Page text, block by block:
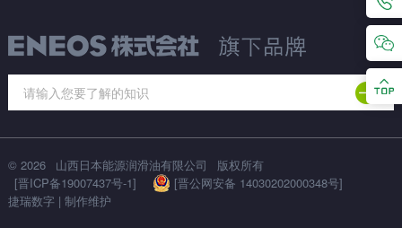
© 2026 山西日本能源润滑油有限公司
版权所有
[晋ICP备19007437号-1]
[晋公网安备 14030202000348号]
捷瑞数字 | 制作维护